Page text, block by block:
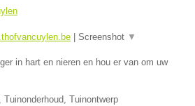
Screenshot ▼
in hart en nieren en hou er van om uw
Tuinonderhoud, Tuinontwerp